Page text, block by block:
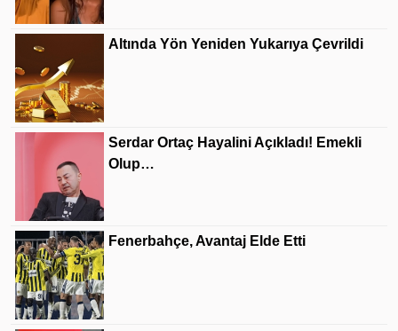
Altında Yön Yeniden Yukarıya Çevrildi
Serdar Ortaç Hayalini Açıkladı! Emekli
Olup…
Fenerbahçe, Avantaj Elde Etti